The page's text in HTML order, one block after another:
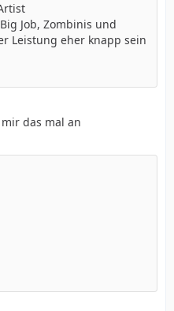
Job, Zombinis und
Leistung eher knapp sein
das mal an